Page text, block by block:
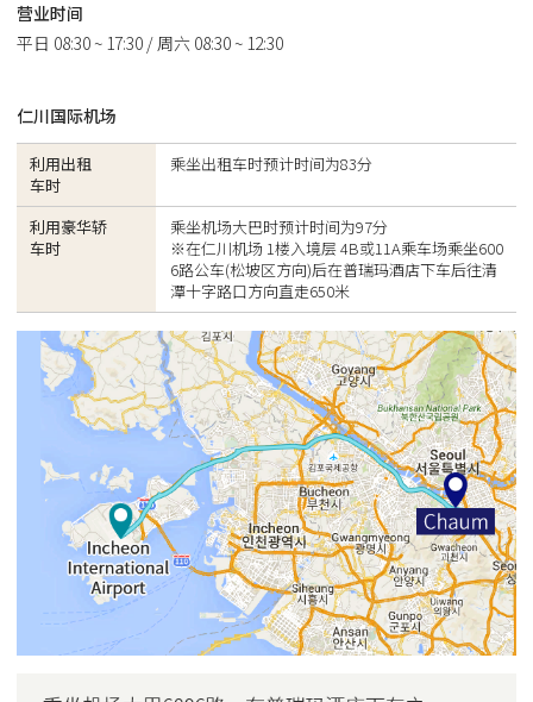
营业时间
平日 08:30 ~ 17:30 / 周六 08:30 ~ 12:30
仁川国际机场
利用出租
车时
乘坐出租车时预计时间为83分
利用豪华轿
车时
乘坐机场大巴时预计时间为97分
※在仁川机场 1楼入境层 4B或11A乘车场乘坐600
6路公车(松坡区方向)后在普瑞玛酒店下车后往清
潭十字路口方向直走650米